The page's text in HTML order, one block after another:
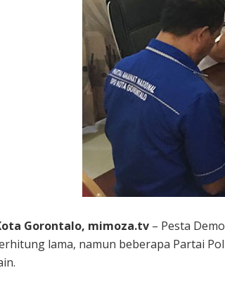
Gorontalo, mimoza.tv – Pesta
lama, namun beberapa Partai